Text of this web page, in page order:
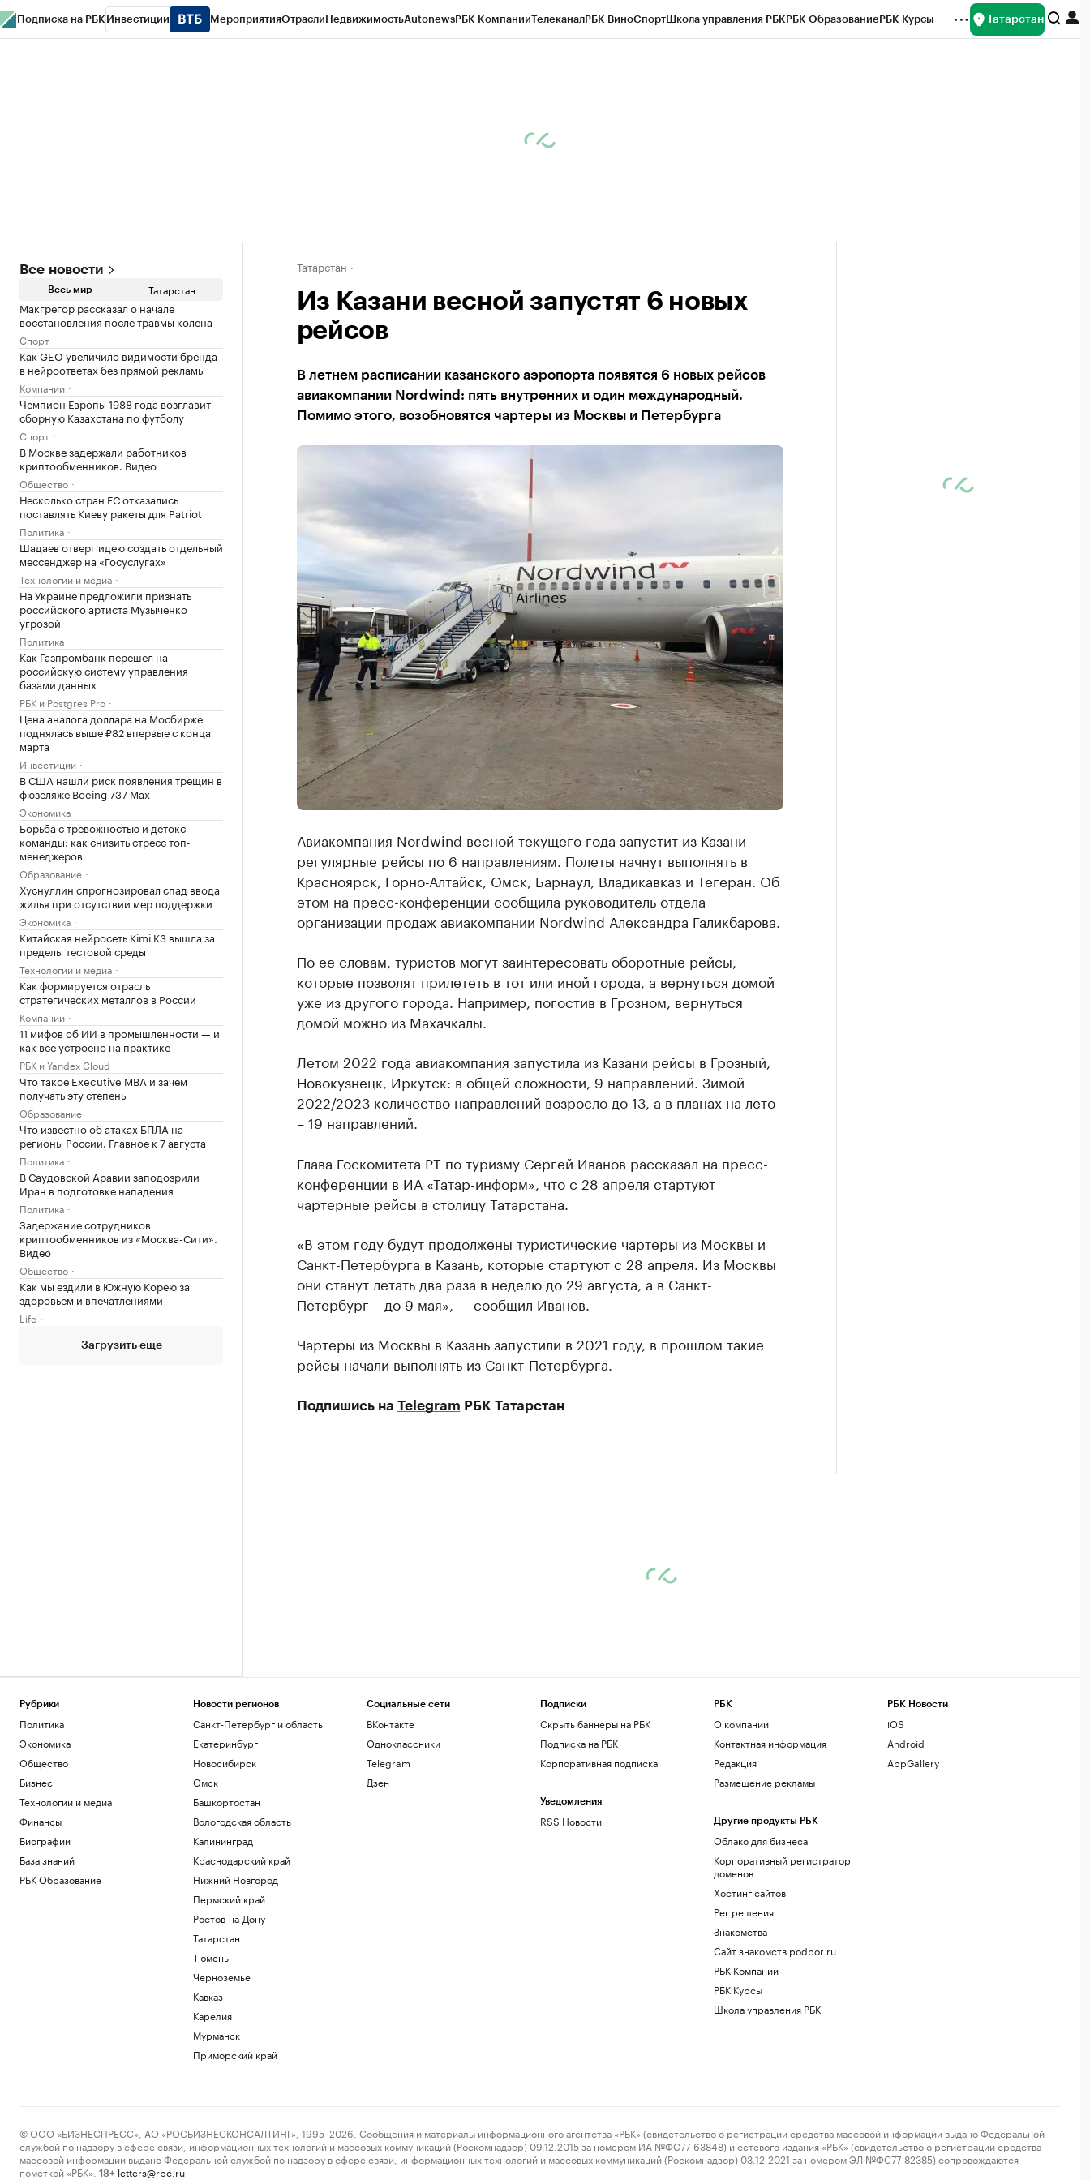
Подписка на РБК Инвестиции МероприятияОтраслиНедвижимостьAutonewsРБК КомпанииТелеканалРБК ВиноСпортШкола управления РБКРБК ОбразованиеРБК Курсы Татарстан
Все новости
Весь мир Татарстан
Макгрегор рассказал о начале
восстановления после травмы колена
Спорт
Как GEO увеличило видимости бренда
в нейроответах без прямой рекламы
Компании
Чемпион Европы 1988 года возглавит
сборную Казахстана по футболу
Спорт
В Москве задержали работников
криптообменников. Видео
Общество
Несколько стран ЕС отказались
поставлять Киеву ракеты для Patriot
Политика
Шадаев отверг идею создать отдельный
мессенджер на «Госуслугах»
Технологии и медиа
На Украине предложили признать
российского артиста Музыченко
угрозой
Политика
Как Газпромбанк перешел на
российскую систему управления
базами данных
РБК и Postgres Pro
Цена аналога доллара на Мосбирже
поднялась выше ₽82 впервые с конца
марта
Инвестиции
В США нашли риск появления трещин в
фюзеляже Boeing 737 Max
Экономика
Борьба с тревожностью и детокс
команды: как снизить стресс топ-
менеджеров
Образование
Хуснуллин спрогнозировал спад ввода
жилья при отсутствии мер поддержки
Экономика
Китайская нейросеть Kimi K3 вышла за
пределы тестовой среды
Технологии и медиа
Как формируется отрасль
стратегических металлов в России
Компании
11 мифов об ИИ в промышленности — и
как все устроено на практике
РБК и Yandex Cloud
Что такое Executive MBA и зачем
получать эту степень
Образование
Что известно об атаках БПЛА на
регионы России. Главное к 7 августа
Политика
В Саудовской Аравии заподозрили
Иран в подготовке нападения
Политика
Задержание сотрудников
криптообменников из «Москва-Сити».
Видео
Общество
Как мы ездили в Южную Корею за
здоровьем и впечатлениями
Life
Загрузить еще
Татарстан
Из Казани весной запустят 6 новых
рейсов
В летнем расписании казанского аэропорта появятся 6 новых рейсов
авиакомпании Nordwind: пять внутренних и один международный.
Помимо этого, возобновятся чартеры из Москвы и Петербурга
Авиакомпания Nordwind весной текущего года запустит из Казани
регулярные рейсы по 6 направлениям. Полеты начнут выполнять в
Красноярск, Горно-Алтайск, Омск, Барнаул, Владикавказ и Тегеран. Об
этом на пресс-конференции сообщила руководитель отдела
организации продаж авиакомпании Nordwind Александра Галикбарова.
По ее словам, туристов могут заинтересовать оборотные рейсы,
которые позволят прилететь в тот или иной города, а вернуться домой
уже из другого города. Например, погостив в Грозном, вернуться
домой можно из Махачкалы.
Летом 2022 года авиакомпания запустила из Казани рейсы в Грозный,
Новокузнецк, Иркутск: в общей сложности, 9 направлений. Зимой
2022/2023 количество направлений возросло до 13, а в планах на лето
– 19 направлений.
Глава Госкомитета РТ по туризму Сергей Иванов рассказал на пресс-
конференции в ИА «Татар-информ», что с 28 апреля стартуют
чартерные рейсы в столицу Татарстана.
«В этом году будут продолжены туристические чартеры из Москвы и
Санкт-Петербурга в Казань, которые стартуют с 28 апреля. Из Москвы
они станут летать два раза в неделю до 29 августа, а в Санкт-
Петербург – до 9 мая», — сообщил Иванов.
Чартеры из Москвы в Казань запустили в 2021 году, в прошлом такие
рейсы начали выполнять из Санкт-Петербурга.
Подпишись на Telegram РБК Татарстан
Рубрики
Политика
Экономика
Общество
Бизнес
Технологии и медиа
Финансы
Биографии
База знаний
РБК Образование
Новости регионов
Санкт-Петербург и область
Екатеринбург
Новосибирск
Омск
Башкортостан
Вологодская область
Калининград
Краснодарский край
Нижний Новгород
Пермский край
Ростов-на-Дону
Татарстан
Тюмень
Черноземье
Кавказ
Карелия
Мурманск
Приморский край
Социальные сети
ВКонтакте
Одноклассники
Telegram
Дзен
Подписки
Скрыть баннеры на РБК
Подписка на РБК
Корпоративная подписка
Уведомления
RSS Новости
РБК
О компании
Контактная информация
Редакция
Размещение рекламы
Другие продукты РБК
Облако для бизнеса
Корпоративный регистратор
доменов
Хостинг сайтов
Рег.решения
Знакомства
Сайт знакомств podbor.ru
РБК Компании
РБК Курсы
Школа управления РБК
РБК Новости
iOS
Android
AppGallery
© ООО «БИЗНЕСПРЕСС», АО «РОСБИЗНЕСКОНСАЛТИНГ», 1995–2026. Сообщения и материалы информационного агентства «РБК» (свидетельство о регистрации средства массовой информации выдано Федеральной
службой по надзору в сфере связи, информационных технологий и массовых коммуникаций (Роскомнадзор) 09.12.2015 за номером ИА №ФС77-63848) и сетевого издания «РБК» (свидетельство о регистрации средства
массовой информации выдано Федеральной службой по надзору в сфере связи, информационных технологий и массовых коммуникаций (Роскомнадзор) 03.12.2021 за номером ЭЛ №ФС77-82385) сопровождаются
пометкой «РБК».
18+ letters@rbc.ru